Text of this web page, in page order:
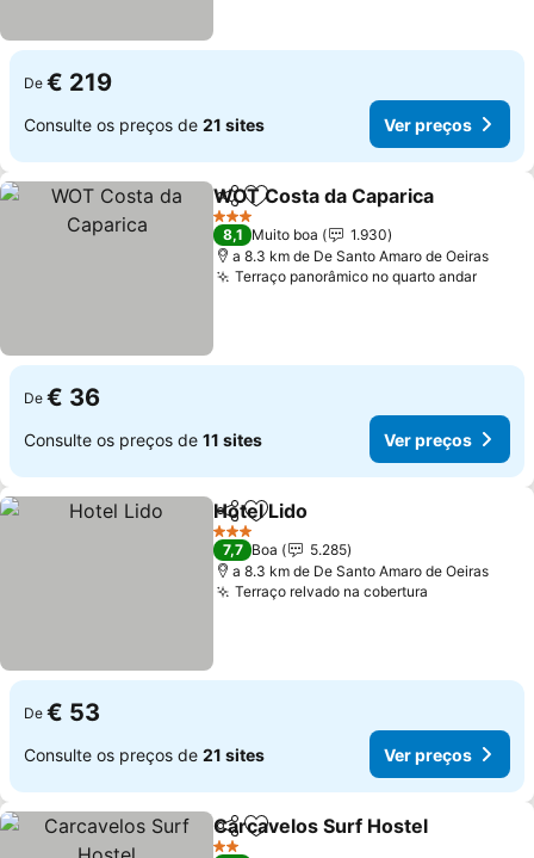
De € 219
Consulte os preços de 21 sites Ver preços
PartilharAdicionar aos favoritos
WOT Costa da Caparica
3 Estrelas
8,1 Muito boa
1.930
a 8.3 km de De Santo Amaro de Oeiras
Terraço panorâmico no quarto andarVer
De € 36
Consulte os preços de 11 sites Ver preços
PartilharAdicionar aos favoritos
Hotel Lido
3 Estrelas
7,7 Boa
5.285
a 8.3 km de De Santo Amaro de Oeiras
Terraço relvado na cobertura
De € 53
Consulte os preços de 21 sites Ver preços
PartilharAdicionar aos favoritos
Carcavelos Surf Hostel
2 Estrelas